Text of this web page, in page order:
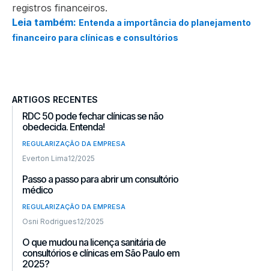
registros financeiros.
Leia também: Entenda a importância do planejamento
financeiro para clínicas e consultórios
ARTIGOS RECENTES
RDC 50 pode fechar clínicas se não
obedecida. Entenda!
REGULARIZAÇÃO DA EMPRESA
Everton Lima12/2025
Passo a passo para abrir um consultório
médico
REGULARIZAÇÃO DA EMPRESA
Osni Rodrigues12/2025
O que mudou na licença sanitária de
consultórios e clínicas em São Paulo em
2025?